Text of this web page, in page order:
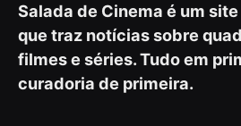
Salada de Cinema é um
que traz notícias sobre
filmes e séries. Tudo em
curadoria de primeira.